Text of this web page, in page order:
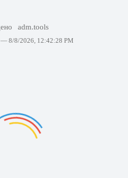
adm.tools
— 8/8/2026, 12:42:28 PM